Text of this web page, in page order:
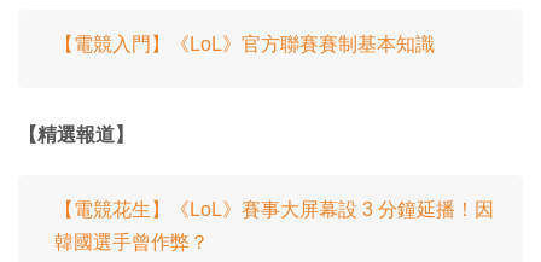
【電競入門】《LoL》官方聯賽賽制基本知識
【精選報道】
【電競花生】《LoL》賽事大屏幕設 3 分鐘延播！因
韓國選手曾作弊？